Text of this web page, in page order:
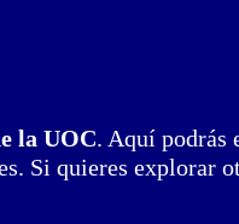
la UOC. Aquí podrás
Si quieres explorar